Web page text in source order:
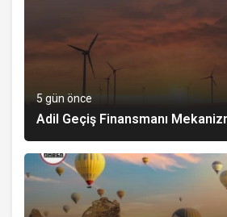
5 gün önce
Adil Geçiş Finansmanı